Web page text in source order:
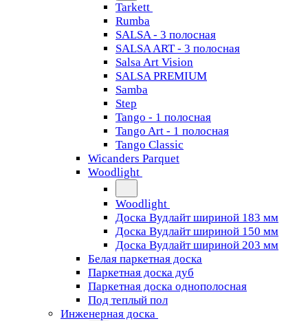
Tarkett
Rumba
SALSA - 3 полосная
SALSA ART - 3 полосная
Salsa Art Vision
SALSA PREMIUM
Samba
Step
Tango - 1 полосная
Tango Art - 1 полосная
Tango Classiс
Wicanders Parquet
Woodlight
Woodlight
Доска Вудлайт шириной 183 мм
Доска Вудлайт шириной 150 мм
Доска Вудлайт шириной 203 мм
Белая паркетная доска
Паркетная доска дуб
Паркетная доска однополосная
Под теплый пол
Инженерная доска